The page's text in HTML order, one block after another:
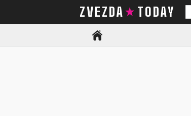
ZVEZDA TODAY
Искать